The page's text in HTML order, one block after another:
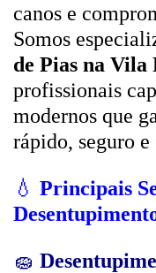
canos e
Somos
de Pias na Vila
profissionais
modernos que
rápido, seguro
💧 Principais
🧽